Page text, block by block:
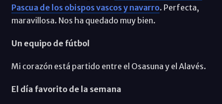
Pascua de los obispos vascos y navarro. Perfecta,
maravillosa. Nos ha quedado muy bien.
Un equipo de fútbol
Mi corazón está partido entre el Osasuna y el Alavés.
El día favorito de la semana